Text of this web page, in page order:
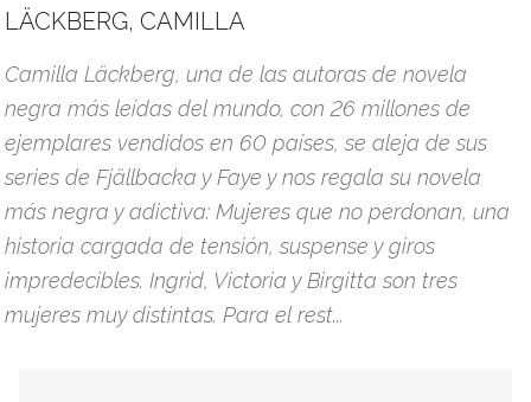
LÄCKBERG, CAMILLA
Camilla Läckberg, una de las autoras de novela
negra más leídas del mundo, con 26 millones de
ejemplares vendidos en 60 países, se aleja de sus
series de Fjällbacka y Faye y nos regala su novela
más negra y adictiva: Mujeres que no perdonan, una
historia cargada de tensión, suspense y giros
impredecibles. Ingrid, Victoria y Birgitta son tres
mujeres muy distintas. Para el rest...